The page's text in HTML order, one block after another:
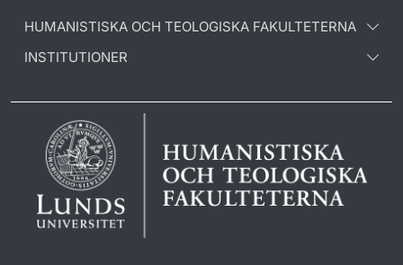
HUMANISTISKA OCH TEOLOGISKA FAKULTETERNA
INSTITUTIONER